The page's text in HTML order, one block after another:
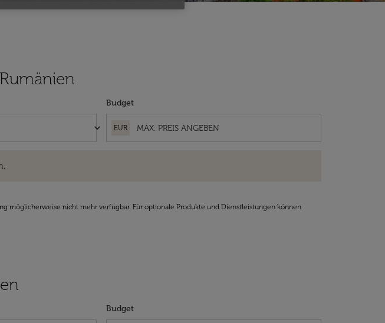
keyboard_arrow_down
Budget
EUR
möglicherweise nicht mehr verfügbar. Für optionale Produkte und Dienstleistungen können
Budget